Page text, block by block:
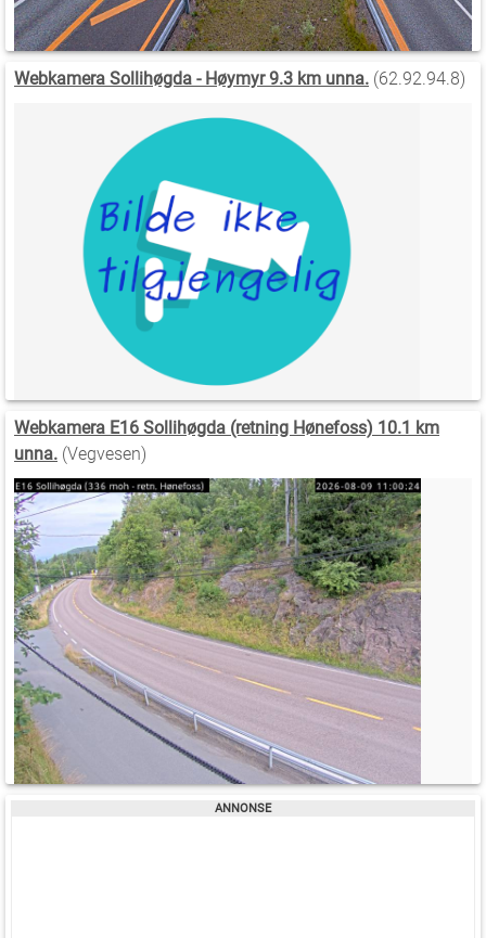
Webkamera Sollihøgda - Høymyr 9.3 km unna. (62.92.94.8)
Webkamera E16 Sollihøgda (retning Hønefoss) 10.1 km
unna. (Vegvesen)